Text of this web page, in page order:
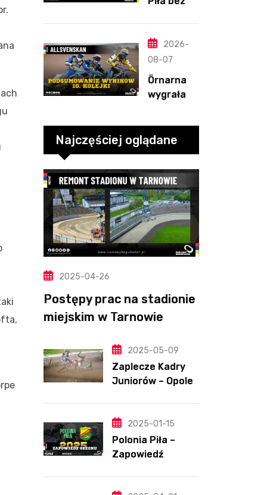
mecz
Ellisa
y. „Gryfy”
z
dwunasty
m
zwycięstw
2026-
08-07
Örnarna
wygrała
zasadnicz
ą. Debiut
Tondera w
Najczęściej oglądane
2025-04-26
Postępy prac na stadionie
miejskim w Tarnowie
2025-05-09
Zaplecze Kadry
Juniorów – Opole,
2025-01-15
Polonia Piła –
Zapowiedź